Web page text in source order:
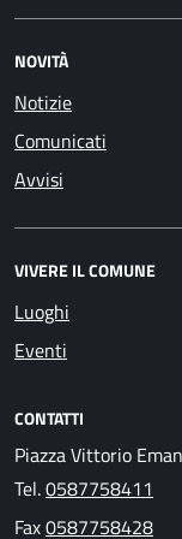
NOVITÀ
Notizie
Comunicati
Avvisi
VIVERE IL COMUNE
Luoghi
Eventi
CONTATTI
Piazza Vittorio
Tel.0587758411
Fax0587758428